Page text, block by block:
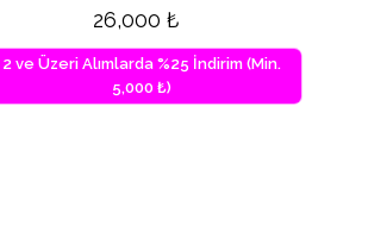
26,000₺
2 ve Üzeri Alımlarda %25 İndirim (Min.
5,000 ₺)